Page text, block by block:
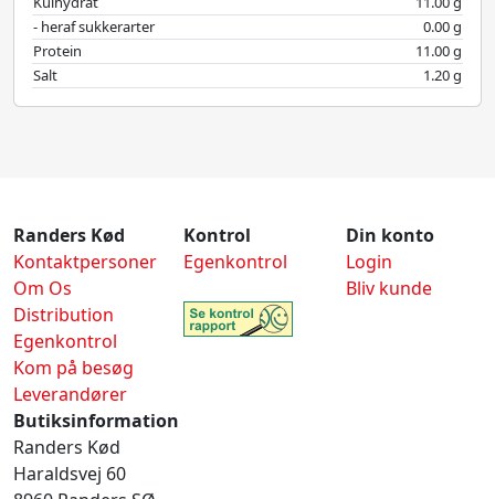
- heraf sukkerarter
0.00 g
Protein
11.00 g
Salt
1.20 g
Randers Kød
Kontaktpersoner
Om Os
Distribution
Egenkontrol
Kom på besøg
Leverandører
Kontrol
Egenkontrol
Din konto
Login
Bliv kunde
Butiksinformation
Randers Kød
Haraldsvej 60